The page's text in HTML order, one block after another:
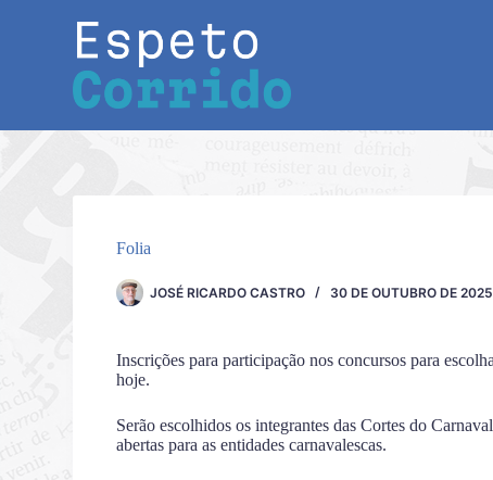
Folia
JOSÉ RICARDO CASTRO 30 DE OUTUBRO DE 2025
Inscrições para participação nos concursos para
hoje.
Serão escolhidos os integrantes das Cortes do
abertas para as entidades carnavalescas.